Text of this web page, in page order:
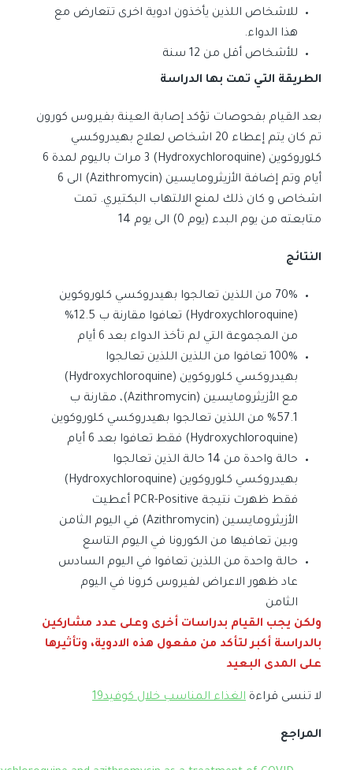
للاشخاص اللذين يأخذون ادوية اخرى تتعارض مع
هذا الدواء.
للأشخاص أقل من 12 سنة
الطريقة التي تمت بها الدراسة
بعد القيام بفحوصات تؤكد إصابة العينة بفيروس كورون
تم كان يتم إعطاء 20 اشخاص لعلاج بهيدروكسي
كلوروكوين (Hydroxychloroquine) 3 مرات باليوم لمدة 6
أيام وتم إضافة الأزيثرومايسين (Azithromycin) الى 6
اشخاص و كان ذلك لمنع الالتهاب البكتيري. تمت
متابعته من يوم البدء (يوم 0) الى يوم 14
النتائج
70% من اللذين تعالجوا بهيدروكسي كلوروكوين
(Hydroxychloroquine) تعافوا مقارنة ب 12.5%
من المجموعة التي لم تأخذ الدواء بعد 6 أيام
100% تعافوا من اللذين اللذين تعالجوا
بهيدروكسي كلوروكوين (Hydroxychloroquine)
مع الأزيثرومايسين (Azithromycin)، مقارنة ب
57.1% من اللذين تعالجوا بهيدروكسي كلوروكوين
(Hydroxychloroquine) فقط تعافوا بعد 6 أيام
حالة واحدة من 14 حالة الذين تعالجوا
بهيدروكسي كلوروكوين (Hydroxychloroquine)
فقط ظهرت نتيجة PCR-Positive أعطيت
الأزيثرومايسين (Azithromycin) في اليوم الثامن
وبين تعافيها من الكورونا في اليوم التاسع
حالة واحدة من اللذين تعافوا في اليوم السادس
عاد ظهور الاعراض لفيروس كرونا في اليوم
الثامن
ولكن يجب القيام بدراسات أخرى وعلى عدد مشاركين
بالدراسة أكبر لتأكد من مفعول هذه الادوية، وتأثيرها
على المدى البعيد
لا تنسى قراءة الغذاء المناسب خلال كوفيد19
المراجع